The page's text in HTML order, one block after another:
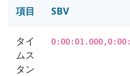
項目 SBV
タイ
ムス
タン